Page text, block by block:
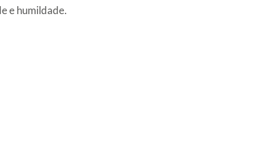
e humildade.